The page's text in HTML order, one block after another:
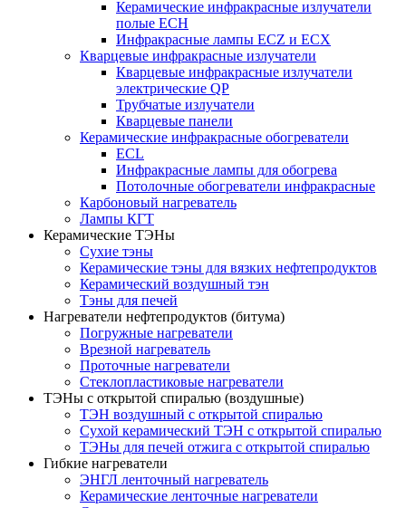
Керамические инфракрасные излучатели
полые ECH
Инфракрасные лампы ECZ и ECX
Кварцевые инфракрасные излучатели
Кварцевые инфракрасные излучатели
электрические QP
Трубчатые излучатели
Кварцевые панели
Керамические инфракрасные обогреватели
ECL
Инфракрасные лампы для обогрева
Потолочные обогреватели инфракрасные
Карбоновый нагреватель
Лампы КГТ
Керамические ТЭНы
Сухие тэны
Керамические тэны для вязких нефтепродуктов
Керамический воздушный тэн
Тэны для печей
Нагреватели нефтепродуктов (битума)
Погружные нагреватели
Врезной нагреватель
Проточные нагреватели
Стеклопластиковые нагреватели
ТЭНы с открытой спиралью (воздушные)
ТЭН воздушный с открытой спиралью
Сухой керамический ТЭН с открытой спиралью
ТЭНы для печей отжига с открытой спиралью
Гибкие нагреватели
ЭНГЛ ленточный нагреватель
Керамические ленточные нагреватели